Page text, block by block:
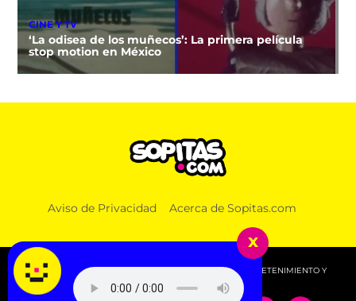
CINE Y TV
‘La odisea de los muñecos’: La primera película
stop motion en México
Aviso de Privacidad Acerca de Sopitas.com
© 2026 SOPITAS.COM - MÚSICA, NOTICIAS, DEPORTES, ENTRETENIMIENTO Y
MÁS!.
x